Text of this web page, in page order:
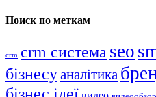
Поиск по меткам
crm crm система seo
бізнесуаналітика